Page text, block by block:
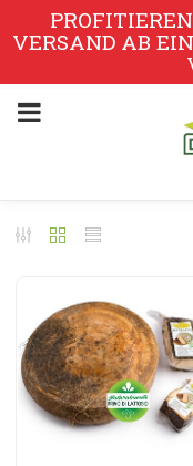
VERSAND AB